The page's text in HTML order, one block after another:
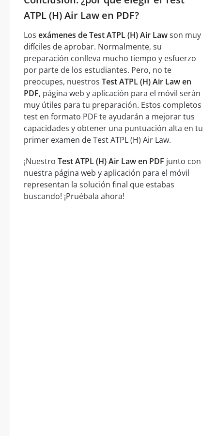
ATPL (H) Air Law en PDF?
Los exámenes de Test ATPL (H) Air Lawson muy
difíciles de aprobar. Normalmente, su
preparación conlleva mucho tiempo y esfuerzo
por parte de los estudiantes. Pero, no te
preocupes, nuestros Test ATPL (H) Air Law en
PDF, página web y aplicación para el móvil serán
muy útiles para tu preparación. Estos completos
test en formato PDF te ayudarán a mejorar tus
capacidades y obtener una puntuación alta en tu
primer examen de Test ATPL (H) Air Law.
¡Nuestro Test ATPL (H) Air Law en PDF junto con
nuestra página web y aplicación para el móvil
representan la solución final que estabas
buscando! ¡Pruébala ahora!